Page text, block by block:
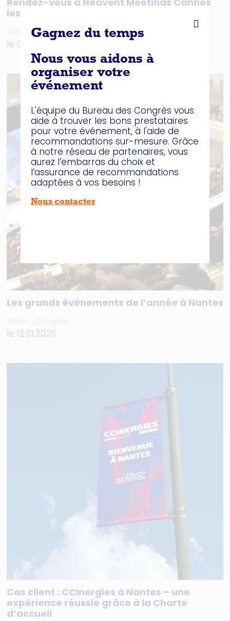
les 25 et 26 mars
Séminaire _ Congrès _ Salon
le 09.03.2026
Les grands événements de l’année à Nantes
Salon _ Congrès
le 12.01.2026
Cas client : CCInergies à Nantes – une
expérience réussie grâce à la Charte
d’accueil
Gagnez du temps
Nous vous aidons à
organiser votre
événement
L'équipe du Bureau des Congrès vous
aide à trouver les bons prestataires
pour votre événement, à l'aide de
recommandations sur-mesure. Grâce
à notre réseau de partenaires, vous
aurez l’embarras du choix et
l’assurance de recommandations
adaptées à vos besoins !
Nous contacter